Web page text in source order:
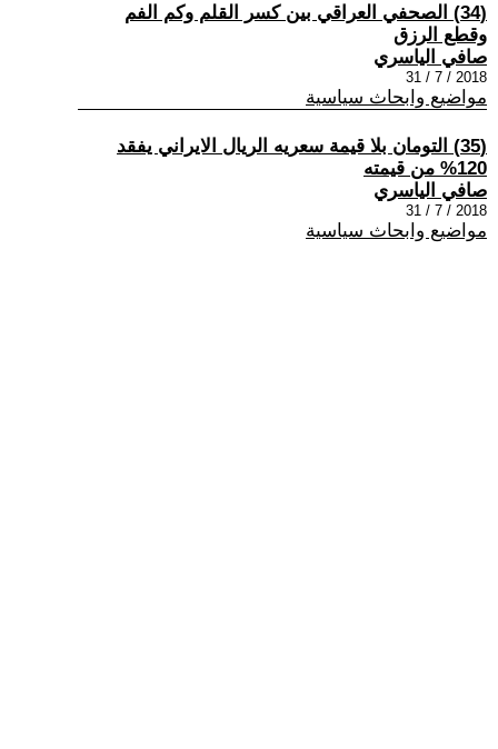
(34) الصحفي العراقي بين كسر القلم وكم الفم
وقطع الرزق
صافي الياسري
2018 / 7 / 31
مواضيع وابحاث سياسية
(35) التومان بلا قيمة سعريه الريال الايراني يفقد
120% من قيمته
صافي الياسري
2018 / 7 / 31
مواضيع وابحاث سياسية